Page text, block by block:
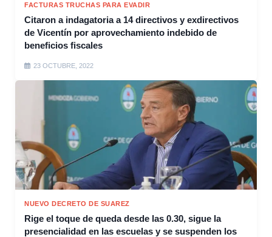
FACTURAS TRUCHAS PARA EVADIR
Citaron a indagatoria a 14 directivos y exdirectivos
de Vicentín por aprovechamiento indebido de
beneficios fiscales
23 OCTUBRE, 2022
NUEVO DECRETO DE SUAREZ
Rige el toque de queda desde las 0.30, sigue la
presencialidad en las escuelas y se suspenden los